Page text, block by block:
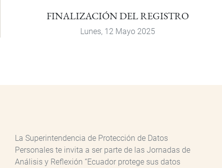
FINALIZACIÓN DEL REGISTRO
Lunes, 12 Mayo 2025
La Superintendencia de Protección de Datos
Personales te invita a ser parte de las Jornadas de
Análisis y Reflexión “Ecuador protege sus datos